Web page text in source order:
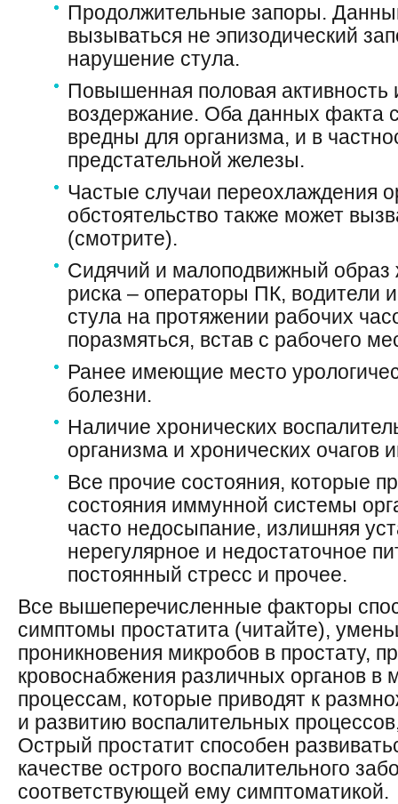
Продолжительные запоры.
вызываться не эпизодический
нарушение стула.
Повышенная половая активность
воздержание. Оба данных факта
вредны для организма, и в
предстательной железы.
Частые случаи переохлаждения
обстоятельство также может
(смотрите).
Сидячий и малоподвижный образ
риска – операторы ПК, водители
стула на протяжении рабочих
поразмяться, встав с рабочего
Ранее имеющие место
болезни.
Наличие хронических
организма и хронических очагов
Все прочие состояния, которые
состояния иммунной системы
часто недосыпание, излишняя
нерегулярное и недостаточное
постоянный стресс и прочее.
Все вышеперечисленные факторы
симптомы простатита (читайте),
проникновения микробов в простату,
кровоснабжения различных органов в
процессам, которые приводят к
и развитию воспалительных
Острый простатит способен
качестве острого воспалительного
соответствующей ему симптоматикой.